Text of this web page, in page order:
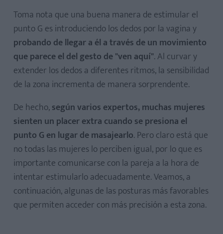
Toma nota que una buena manera de estimular el
punto G es introduciendo los dedos por la vagina y
probando de llegar a él a través de un movimiento
que parece el del gesto de "ven aquí". Al curvar y
extender los dedos a diferentes ritmos, la sensibilidad
de la zona incrementa de manera sorprendente.
De hecho,según varios expertos, muchas mujeres
sienten un placer extra cuando se presiona el
punto G en lugar de masajearlo. Pero claro está que
no todas las mujeres lo perciben igual, por lo que es
importante comunicarse con la pareja a la hora de
intentar estimularlo adecuadamente. Veamos, a
continuación, algunas de las posturas más favorables
que permiten acceder con más precisión a esta zona.